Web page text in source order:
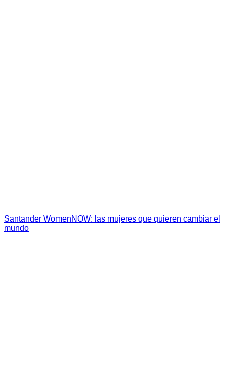
Santander WomenNOW: las mujeres que quieren cambiar el
mundo